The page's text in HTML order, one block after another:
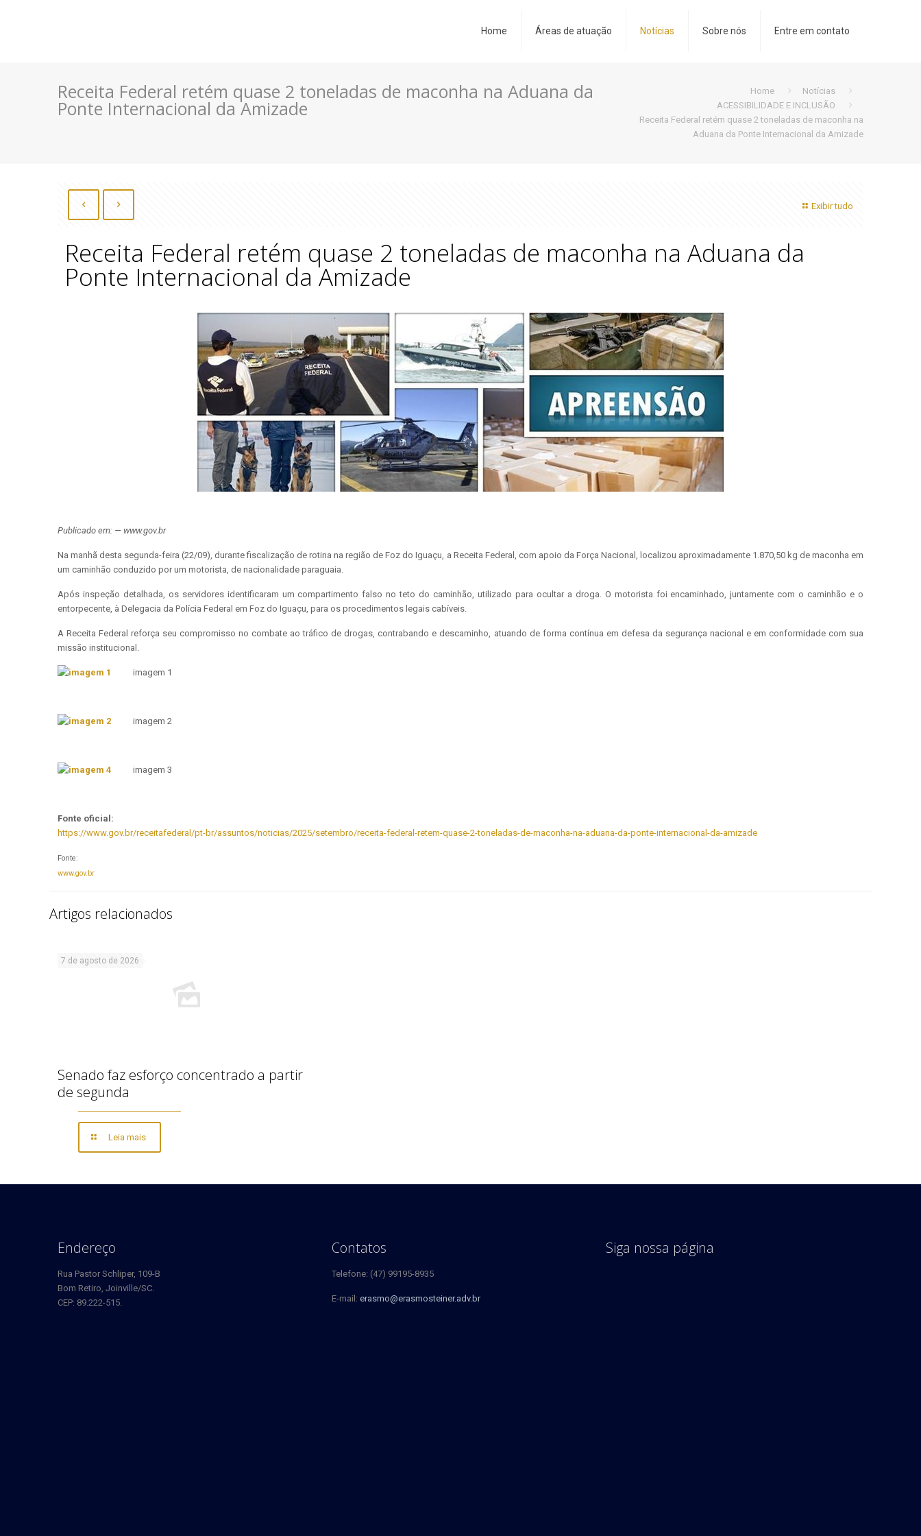
Home Áreas de atuação Notícias Sobre nós Entre em contato
Receita Federal retém quase 2 toneladas de maconha na Aduana da
Ponte Internacional da Amizade
Home
Notícias
ACESSIBILIDADE E INCLUSÃO
Receita Federal retém quase 2 toneladas de maconha na
Aduana da Ponte Internacional da Amizade
Exibir tudo
Receita Federal retém quase 2 toneladas de maconha na Aduana da
Ponte Internacional da Amizade
Publicado em: — www.gov.br
Na manhã desta segunda-feira (22/09), durante fiscalização de rotina na região de Foz do Iguaçu, a Receita Federal, com apoio da Força Nacional, localizou aproximadamente 1.870,50 kg de maconha em
um caminhão conduzido por um motorista, de nacionalidade paraguaia.
Após inspeção detalhada, os servidores identificaram um compartimento falso no teto do caminhão, utilizado para ocultar a droga. O motorista foi encaminhado, juntamente com o caminhão e o
entorpecente, à Delegacia da Polícia Federal em Foz do Iguaçu, para os procedimentos legais cabíveis.
A Receita Federal reforça seu compromisso no combate ao tráfico de drogas, contrabando e descaminho, atuando de forma contínua em defesa da segurança nacional e em conformidade com sua
missão institucional.
imagem 1
imagem 2
imagem 3
Fonte oficial:
https://www.gov.br/receitafederal/pt-br/assuntos/noticias/2025/setembro/receita-federal-retem-quase-2-toneladas-de-maconha-na-aduana-da-ponte-internacional-da-amizade
Fonte:
www.gov.br
Artigos relacionados
7 de agosto de 2026
Senado faz esforço concentrado a partir
de segunda
Leia mais
Endereço
Rua Pastor Schliper, 109-B
Bom Retiro, Joinville/SC.
CEP: 89.222-515.
Contatos
Telefone: (47) 99195-8935
E-mail: erasmo@erasmosteiner.adv.br
Siga nossa página